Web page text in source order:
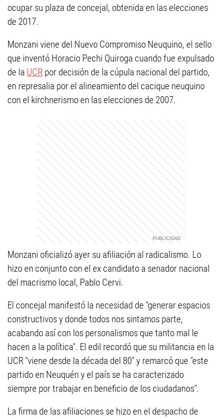
ocupar su plaza de concejal, obtenida en las elecciones
de 2017.
Monzani viene del Nuevo Compromiso Neuquino, el sello
que inventó Horacio Pechi Quiroga cuando fue expulsado
de la UCR por decisión de la cúpula nacional del partido,
en represalia por el alineamiento del cacique neuquino
con el kirchnerismo en las elecciones de 2007.
Monzani oficializó ayer su afiliación al radicalismo. Lo
hizo en conjunto con el ex candidato a senador nacional
del macrismo local, Pablo Cervi.
El concejal manifestó la necesidad de "generar espacios
constructivos y donde todos nos sintamos parte,
acabando así con los personalismos que tanto mal le
hacen a la política". El edil recordó que su militancia en la
UCR "viene desde la década del 80" y remarcó que "este
partido en Neuquén y el país se ha caracterizado
siempre por trabajar en beneficio de los ciudadanos".
La firma de las afiliaciones se hizo en el despacho de